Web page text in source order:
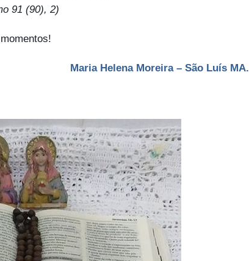
91 (90), 2)
Maria Helena Moreira – São Luís MA.